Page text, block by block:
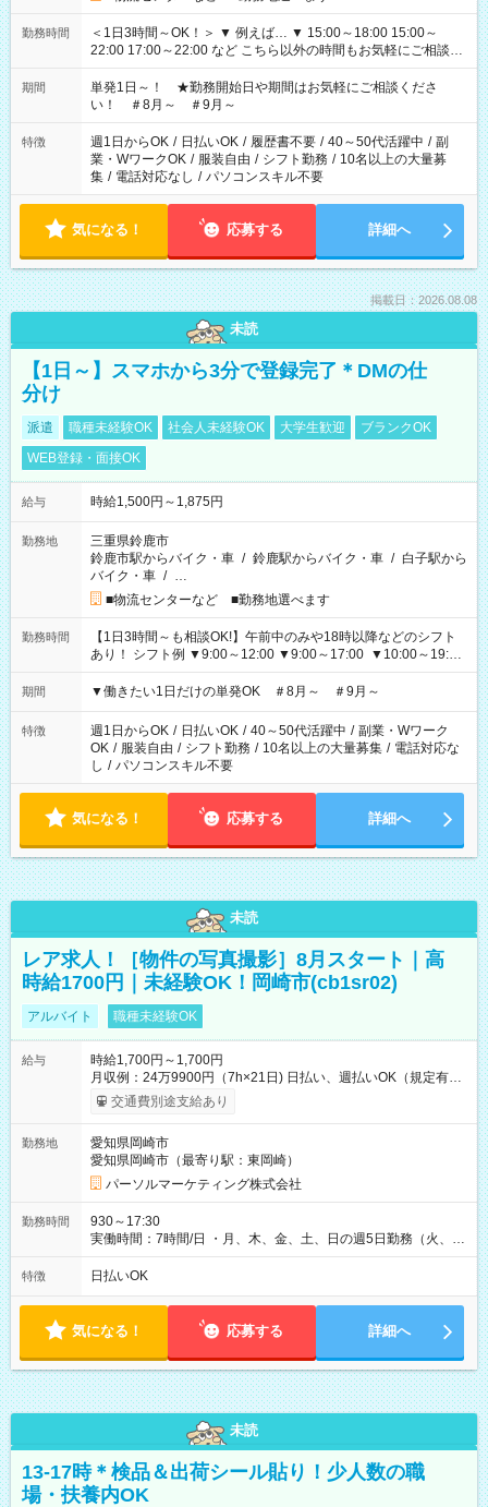
勤務時間
＜1日3時間～OK！＞ ▼ 例えば… ▼ 15:00～18:00 15:00～
22:00 17:00～22:00 など こちら以外の時間もお気軽にご相談く
ださい！
期間
単発1日～！ ★勤務開始日や期間はお気軽にご相談くださ
い！ ＃8月～ ＃9月～
特徴 週1日からOK / 日払いOK / 履歴書不要 / 40～50代活躍中 / 副
業・WワークOK / 服装自由 / シフト勤務 / 10名以上の大量募
集 / 電話対応なし / パソコンスキル不要
気になる！ 応募する 詳細へ
掲載日：2026.08.08
未読
【1日～】スマホから3分で登録完了＊DMの仕
分け
派遣 職種未経験OK 社会人未経験OK 大学生歓迎
ブランクOK
WEB登録・面接OK
給与 時給1,500円～1,875円
勤務地
三重県鈴鹿市
鈴鹿市駅からバイク・車 / 鈴鹿駅からバイク・車 / 白子駅から
バイク・車 / …
■物流センターなど ■勤務地選べます
勤務時間
【1日3時間～も相談OK!】午前中のみや18時以降などのシフト
あり！ シフト例 ▼9:00～12:00 ▼9:00～17:00 ▼10:00～19:00
▼18:00～21:00
期間 ▼働きたい1日だけの単発OK ＃8月～ ＃9月～
特徴 週1日からOK / 日払いOK / 40～50代活躍中 / 副業・Wワーク
OK / 服装自由 / シフト勤務 / 10名以上の大量募集 / 電話対応な
し / パソコンスキル不要
気になる！ 応募する 詳細へ
未読
レア求人！［物件の写真撮影］8月スタート｜高
時給1700円｜未経験OK！岡崎市(cb1sr02)
アルバイト 職種未経験OK
給与
時給1,700円～1,700円
月収例：24万9900円（7h×21日) 日払い、週払いOK（規定有
り） 【試用期間】試用期間なし
交通費別途支給あり
勤務地
愛知県岡崎市
愛知県岡崎市（最寄り駅：東岡崎）
パーソルマーケティング株式会社
勤務時間
930～17:30
実働時間：7時間/日 ・月、木、金、土、日の週5日勤務（火、水
は固定休です／夏季、年末年始等、長期休暇有り！） ・ワンシ
フト！ 残業ほぼナシ（0～5h/月）
特徴 日払いOK
気になる！ 応募する 詳細へ
未読
13-17時＊検品＆出荷シール貼り！少人数の職
場・扶養内OK